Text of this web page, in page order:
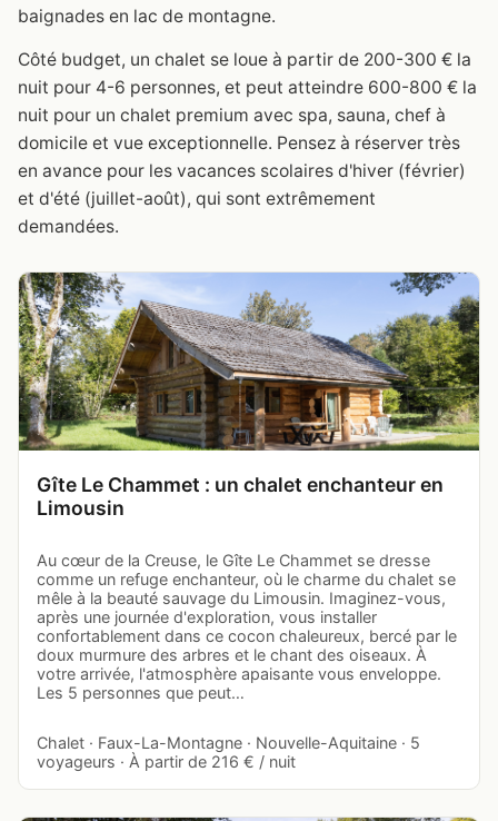
baignades en lac de montagne.
Côté budget, un chalet se loue à partir de 200-300 € la
nuit pour 4-6 personnes, et peut atteindre 600-800 € la
nuit pour un chalet premium avec spa, sauna, chef à
domicile et vue exceptionnelle. Pensez à réserver très
en avance pour les vacances scolaires d'hiver (février)
et d'été (juillet-août), qui sont extrêmement
demandées.
Gîte Le Chammet : un chalet enchanteur en
Limousin
Au cœur de la Creuse, le Gîte Le Chammet se dresse
comme un refuge enchanteur, où le charme du chalet se
mêle à la beauté sauvage du Limousin. Imaginez-vous,
après une journée d'exploration, vous installer
confortablement dans ce cocon chaleureux, bercé par le
doux murmure des arbres et le chant des oiseaux. À
votre arrivée, l'atmosphère apaisante vous enveloppe.
Les 5 personnes que peut…
Chalet · Faux-La-Montagne · Nouvelle-Aquitaine · 5
voyageurs · À partir de 216 € / nuit